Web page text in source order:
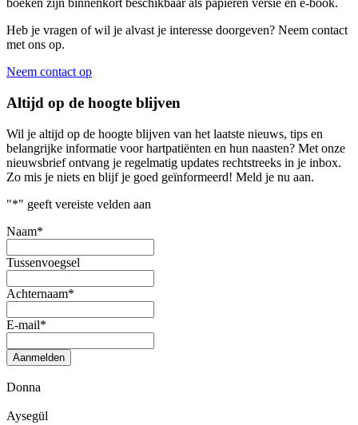
boeken zijn binnenkort beschikbaar als papieren versie en e-book.
Heb je vragen of wil je alvast je interesse doorgeven? Neem contact
met ons op.
Neem contact op
Altijd op de hoogte blijven
Wil je altijd op de hoogte blijven van het laatste nieuws, tips en
belangrijke informatie voor hartpatiënten en hun naasten? Met onze
nieuwsbrief ontvang je regelmatig updates rechtstreeks in je inbox.
Zo mis je niets en blijf je goed geïnformeerd! Meld je nu aan.
"*" geeft vereiste velden aan
Naam*
Tussenvoegsel
Achternaam*
E-mail*
Aanmelden
Donna
Aysegül